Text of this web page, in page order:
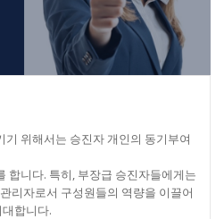
위해서는 승진자 개인의 동기부여
합니다. 특히, 부장급 승진자들에게는
리자로서 구성원들의 역량을 이끌어
합니다.